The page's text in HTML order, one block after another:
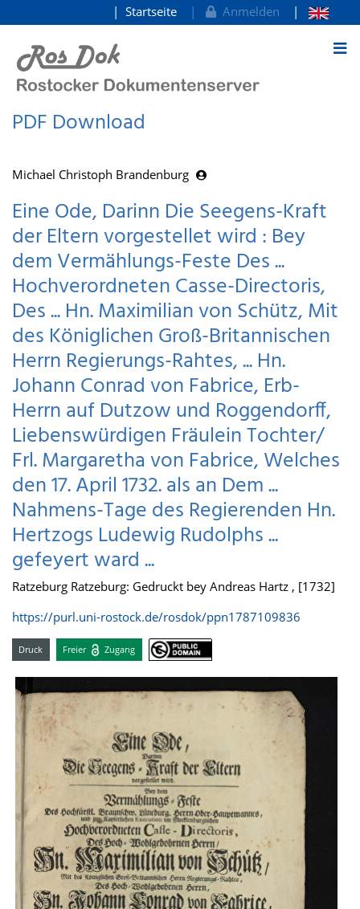
zum Inhalt
Startseite Anmelden
PDF Download
Michael Christoph Brandenburg
Eine Ode, Darinn Die Seegens-Kraft
der Eltern vorgestellet wird : Bey
dem Vermählungs-Feste Des ...
Hochverordneten Casse-Directoris,
Des ... Hn. Maximilian von Schütz, Mit
des Königlichen Groß-Britannischen
Herrn Regierungs-Rahtes, ... Hn.
Johann Conrad von Fabrice, Erb-
Herrn auf Dutzow und Roggendorff,
Liebenswürdigen Fräulein Tochter/
Frl. Margaretha von Fabrice, Welches
den 17. April 1732. als an Dem ...
Nahmens-Tage des Regierenden Hn.
Hertzogs Ludewig Rudolphs ...
gefeyert ward ...
Ratzeburg Ratzeburg: Gedruckt bey Andreas Hartz , [1732]
https://purl.uni-rostock.de/rosdok/ppn1787109836
Druck Freier Zugang